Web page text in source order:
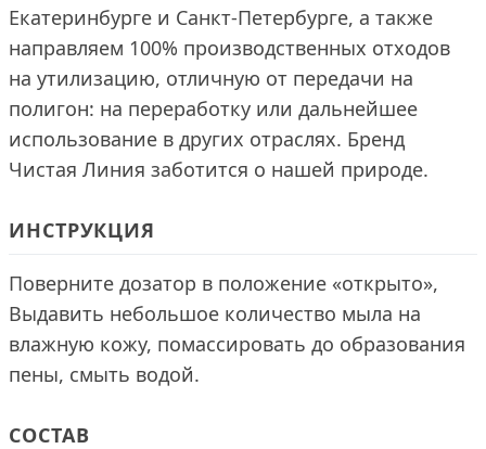
Екатеринбурге и Санкт-Петербурге, а также
направляем 100% производственных отходов
на утилизацию, отличную от передачи на
полигон: на переработку или дальнейшее
использование в других отраслях. Бренд
Чистая Линия заботится о нашей природе.
ИНСТРУКЦИЯ
Поверните дозатор в положение «открыто»,
Выдавить небольшое количество мыла на
влажную кожу, помассировать до образования
пены, смыть водой.
СОСТАВ